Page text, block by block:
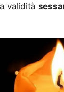
validità